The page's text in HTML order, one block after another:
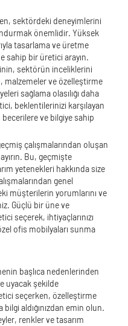
sektördeki deneyimlerini
önemlidir. Yüksek
tasarlama ve üretme
sahip bir üretici arayın.
sektörün inceliklerini
malzemeler ve özelleştirme
sağlama olasılığı daha
beklentilerinizi karşılayan
ve bilgiye sahip
çalışmalarından oluşan
Bu, geçmişte
yetenekleri hakkında size
genel
müşterilerin yorumlarını ve
Güçlü bir üne ve
seçerek, ihtiyaçlarınızı
ofis mobilyaları sunma
başlıca nedenlerinden
uyacak şekilde
seçerken, özelleştirme
aldığınızdan emin olun.
renkler ve tasarım